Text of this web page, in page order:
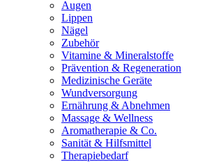
Augen
Lippen
Nägel
Zubehör
Vitamine & Mineralstoffe
Prävention & Regeneration
Medizinische Geräte
Wundversorgung
Ernährung & Abnehmen
Massage & Wellness
Aromatherapie & Co.
Sanität & Hilfsmittel
Therapiebedarf